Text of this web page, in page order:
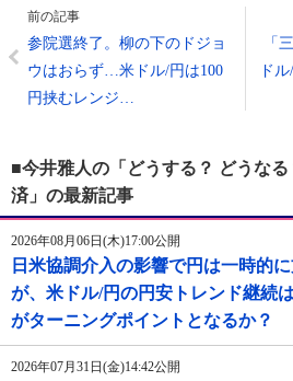
前の記事
参院選終了。柳の下のドジョ
ウはおらず…米ドル/円は100
円挟むレンジ…
「
ド
■今井雅人の「どうする？ どうな
済」の最新記事
2026年08月06日(木)17:00公開
日米協調介入の影響で円は一時的
が、米ドル/円の円安トレンド継続
がターニングポイントとなるか？
2026年07月31日(金)14:42公開